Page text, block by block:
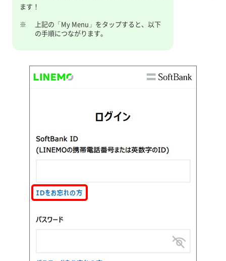
ます！
※
上記の「My Menu」をタップすると、以下
の手順につながります。